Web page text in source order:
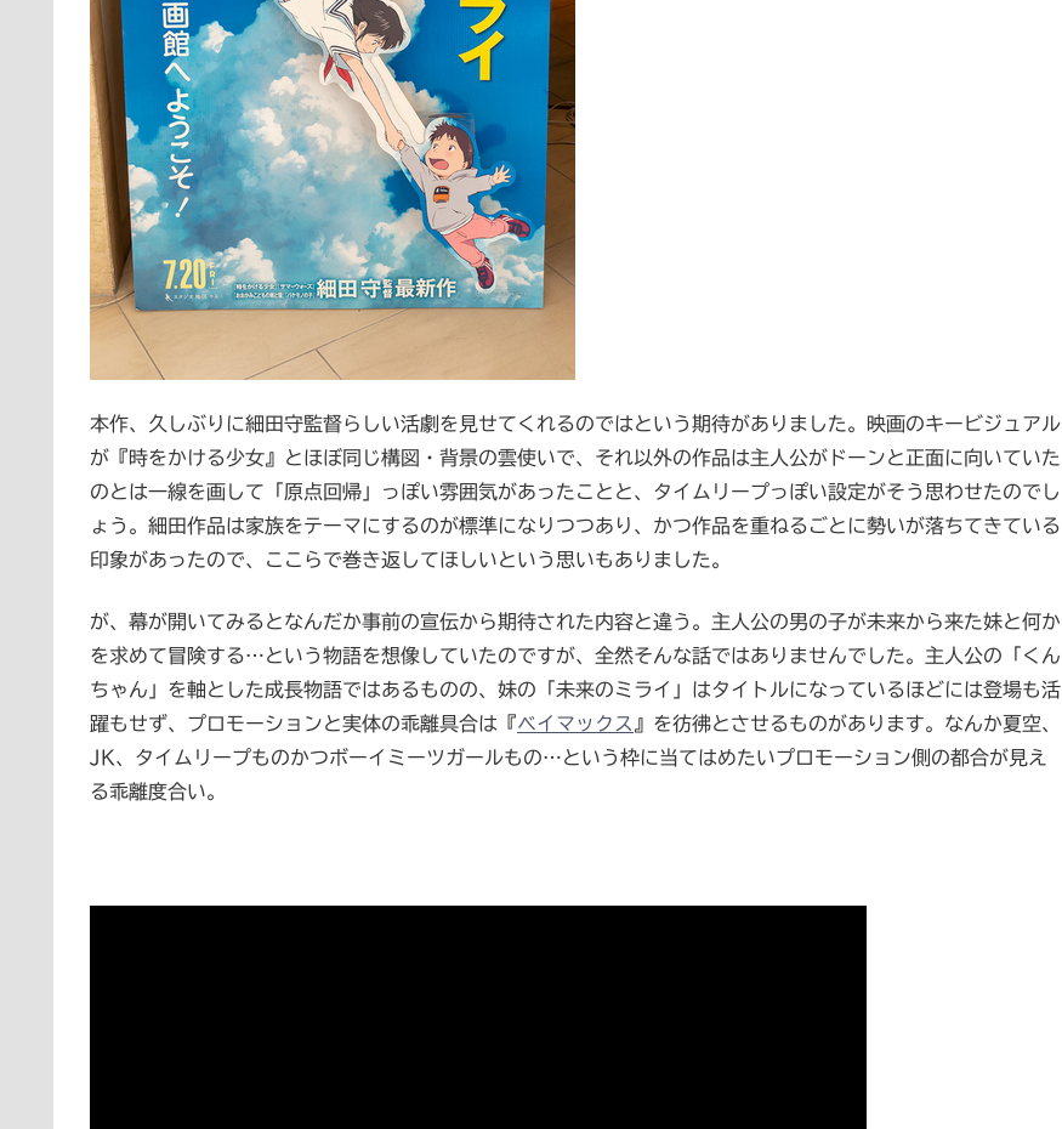
本作、久しぶりに細田守監督らしい活劇を見せてくれるのではという期待がありました。映画のキービジュアル
が『時をかける少女』とほぼ同じ構図・背景の雲使いで、それ以外の作品は主人公がドーンと正面に向いていた
のとは一線を画して「原点回帰」っぽい雰囲気があったことと、タイムリープっぽい設定がそう思わせたのでし
ょう。細田作品は家族をテーマにするのが標準になりつつあり、かつ作品を重ねるごとに勢いが落ちてきている
印象があったので、ここらで巻き返してほしいという思いもありました。
が、幕が開いてみるとなんだか事前の宣伝から期待された内容と違う。主人公の男の子が未来から来た妹と何か
を求めて冒険する…という物語を想像していたのですが、全然そんな話ではありませんでした。主人公の「くん
ちゃん」を軸とした成長物語ではあるものの、妹の「未来のミライ」はタイトルになっているほどには登場も活
躍もせず、プロモーションと実体の乖離具合は『ベイマックス 』を彷彿とさせるものがあります。なんか夏空、
JK、タイムリープものかつボーイミーツガールもの…という枠に当てはめたいプロモーション側の都合が見え
る乖離度合い。